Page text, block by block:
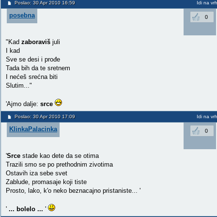
Poslao: 30 Apr 2010 16:59 Idi na vrh
posebna 0
"Kad zaboraviš juli
I kad
Sve se desi i prođe
Tada bih da te sretnem
I nećeš srećna biti
Slutim..."
'Ajmo dalje: srce
Poslao: 30 Apr 2010 17:09 Idi na vrh
KlinkaPalacinka 0
'Srce stade kao dete da se otima
Trazili smo se po prethodnim zivotima
Ostavih iza sebe svet
Zablude, promasaje koji tiste
Prosto, lako, k'o neko beznacajno pristaniste... '
' ... bolelo ... '